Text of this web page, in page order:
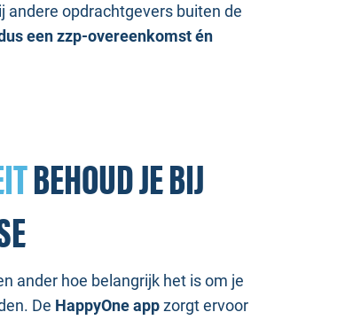
andere opdrachtgevers buiten de
een zzp-overeenkomst én
BEHOUD JE BIJ
ander hoe belangrijk het is om je
De HappyOne appzorgt ervoor